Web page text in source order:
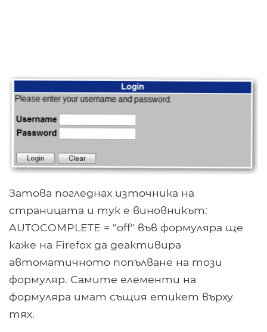
Затова погледнах източника на
страницата и тук е виновникът:
AUTOCOMPLETE = "off" във формуляра ще
каже на Firefox да деактивира
автоматичното попълване на този
формуляр. Самите елементи на
формуляра имат същия етикет върху
тях.